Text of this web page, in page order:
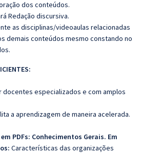
dos conteúdos.
Redação discursiva.
as disciplinas/videoaulas relacionadas
demais conteúdos mesmo constando no
docentes especializados e com amplos
a aprendizagem de maneira acelerada.
PDFs: Conhecimentos Gerais. Em
Características das organizações